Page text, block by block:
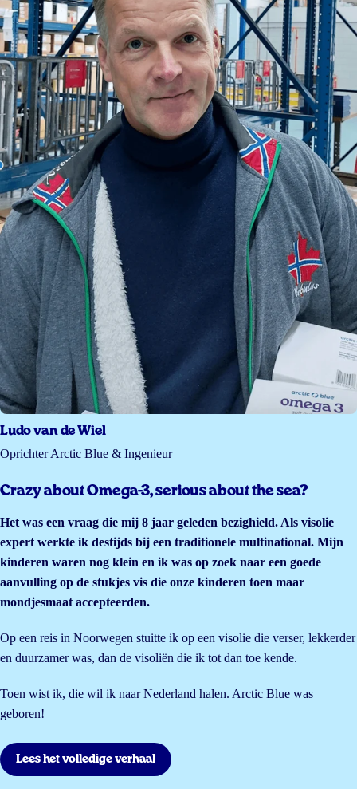
Ludo van de Wiel
Oprichter Arctic Blue & Ingenieur
Crazy about Omega-3, serious about the sea?
Het was een vraag die mij 8 jaar geleden bezighield. Als visolie
expert werkte ik destijds bij een traditionele multinational. Mijn
kinderen waren nog klein en ik was op zoek naar een goede
aanvulling op de stukjes vis die onze kinderen toen maar
mondjesmaat accepteerden.
Op een reis in Noorwegen stuitte ik op een visolie die verser, lekkerder
en duurzamer was, dan de visoliën die ik tot dan toe kende.
Toen wist ik, die wil ik naar Nederland halen. Arctic Blue was
geboren!
Lees het volledige verhaal